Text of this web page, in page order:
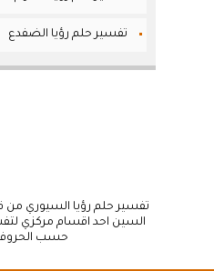
تفسير حلم رؤيا الضفدع
تفسير حلم رؤيا السيوري
السين احد اقسام مركزي
حسب الحروف